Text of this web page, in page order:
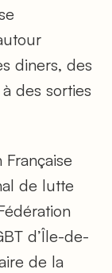
diners, des
des sorties
de lutte
d’Île-de-
de la